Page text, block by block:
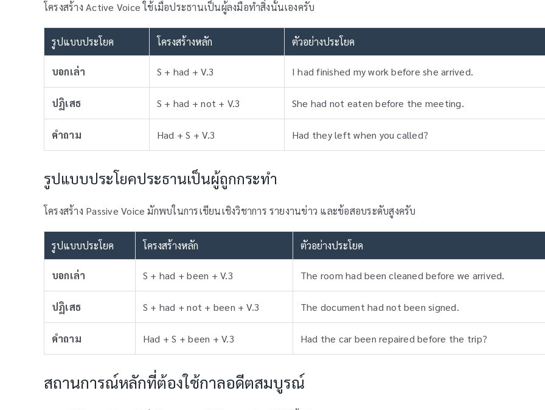
โครงสร้าง Active Voice ใช้เมื่อประธานเป็นผู้ลงมือทำสิ่งนั้นเองครับ
รูปแบบประโยค โครงสร้างหลัก ตัวอย่างประโยค
บอกเล่า S + had + V.3 I had finished my work before she arrived.
ปฏิเสธ S + had + not + V.3 She had not eaten before the meeting.
คำถาม Had + S + V.3 Had they left when you called?
รูปแบบประโยคประธานเป็นผู้ถูกกระทำ
โครงสร้าง Passive Voice มักพบในการเขียนเชิงวิชาการ รายงานข่าว และข้อสอบระดับสูงครับ
รูปแบบประโยค โครงสร้างหลัก ตัวอย่างประโยค
บอกเล่า S + had + been + V.3 The room had been cleaned before we arrived.
ปฏิเสธ S + had + not + been + V.3 The document had not been signed.
คำถาม Had + S + been + V.3 Had the car been repaired before the trip?
สถานการณ์หลักที่ต้องใช้กาลอดีตสมบูรณ์